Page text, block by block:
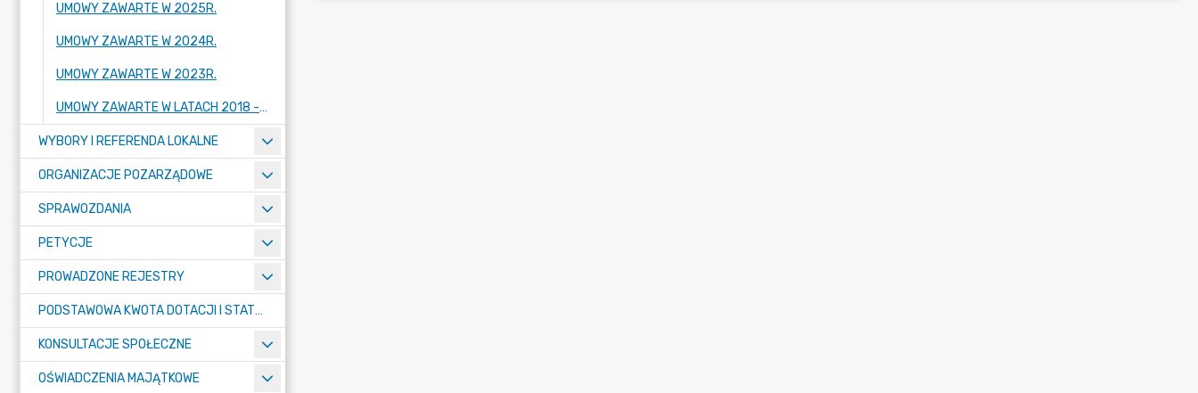
UMOWY ZAWARTE W 2025R.
UMOWY ZAWARTE W 2024R.
UMOWY ZAWARTE W 2023R.
UMOWY ZAWARTE W LATACH 2018 - 2022
WYBORY I REFERENDA LOKALNE
ORGANIZACJE POZARZĄDOWE
SPRAWOZDANIA
PETYCJE
PROWADZONE REJESTRY
PODSTAWOWA KWOTA DOTACJI I STATYSTYCZNA LICZBA UCZNIÓW
KONSULTACJE SPOŁECZNE
OŚWIADCZENIA MAJĄTKOWE